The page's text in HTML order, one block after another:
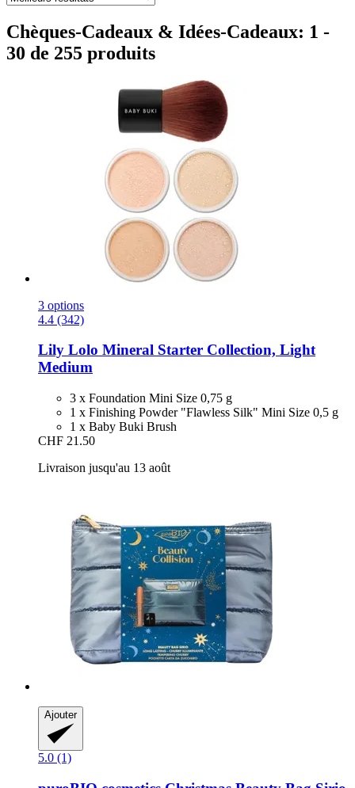
Chèques-Cadeaux & Idées-Cadeaux: 1 -
30 de 255 produits
3 options
4.4 (342)
Lily Lolo Mineral Starter Collection, Light
Medium
3 x Foundation Mini Size 0,75 g
1 x Finishing Powder "Flawless Silk" Mini Size 0,5 g
1 x Baby Buki Brush
CHF 21.50
Livraison jusqu'au 13 août
Ajouter
5.0 (1)